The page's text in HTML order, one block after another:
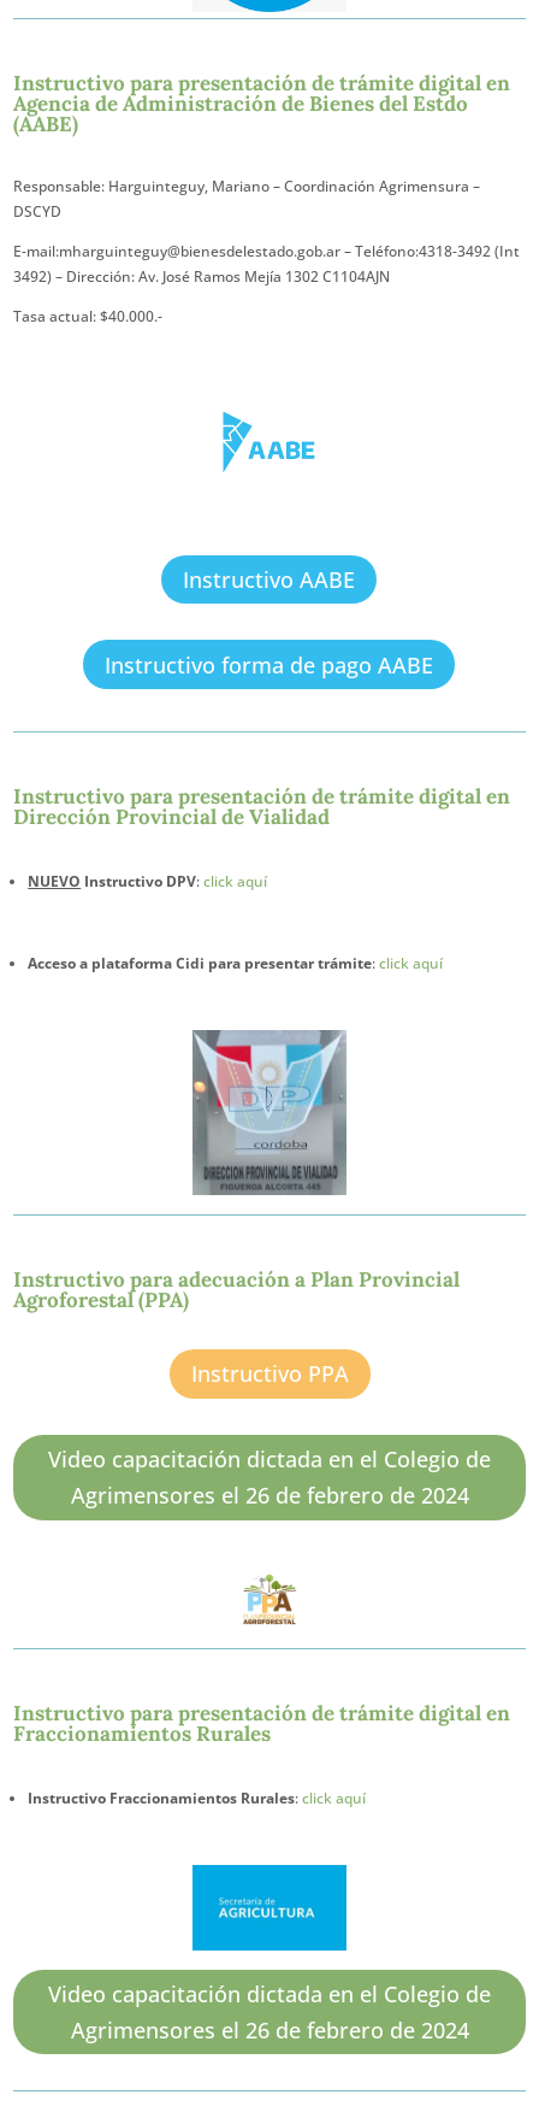
Instructivo para presentación de trámite digital en
Agencia de Administración de Bienes del Estdo
(AABE)
Responsable: Harguinteguy, Mariano – Coordinación Agrimensura –
DSCYD
E-mail:mharguinteguy@bienesdelestado.gob.ar – Teléfono:4318-3492 (Int
3492) – Dirección: Av. José Ramos Mejía 1302 C1104AJN
Tasa actual: $40.000.-
Instructivo AABE
Instructivo forma de pago AABE
Instructivo para presentación de trámite digital en
Dirección Provincial de Vialidad
NUEVO Instructivo DPV:click aquí
Acceso a plataforma Cidi para presentar trámite:click aquí
Instructivo para adecuación a Plan Provincial
Agroforestal (PPA)
Instructivo PPA
Video capacitación dictada en el Colegio de
Agrimensores el 26 de febrero de 2024
Instructivo para presentación de trámite digital en
Fraccionamientos Rurales
Instructivo Fraccionamientos Rurales:click aquí
Video capacitación dictada en el Colegio de
Agrimensores el 26 de febrero de 2024